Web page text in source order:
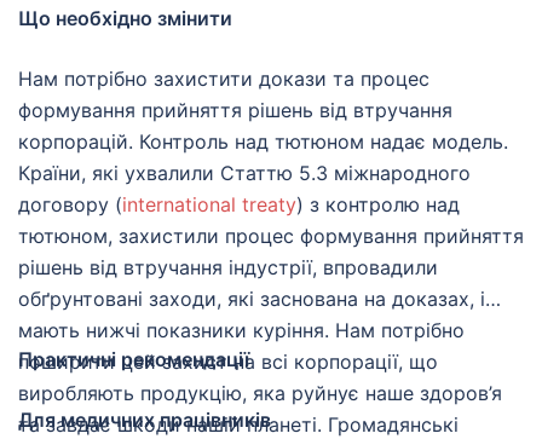
Що необхідно змінити
Нам потрібно захистити докази та процес
формування прийняття рішень від втручання
корпорацій. Контроль над тютюном надає модель.
Країни, які ухвалили Статтю 5.3 міжнародного
договору (international treaty) з контролю над
тютюном, захистили процес формування прийняття
рішень від втручання індустрії, впровадили
обґрунтовані заходи, які заснована на доказах, і
мають нижчі показники куріння. Нам потрібно
поширити цей захист на всі корпорації, що
виробляють продукцію, яка руйнує наше здоров’я
та завдає шкоди нашій планеті. Громадянські
Практичні рекомендації
Для медичних працівників